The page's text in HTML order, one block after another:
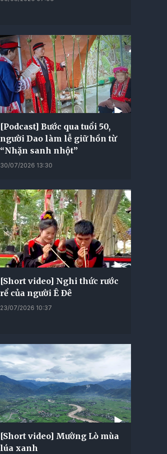
[Podcast] Bước qua tuổi 50,
người Dao làm lễ giữ hồn từ
“Nhặn sanh nhột”
30/07/2026 13:30
[Short video] Nghi thức rước
rể của người Ê Đê
23/07/2026 10:37
[Short video] Mường Lò mùa
lúa xanh